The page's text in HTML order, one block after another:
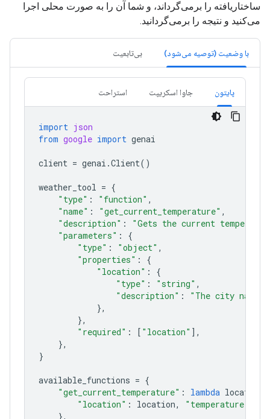
ساختاریافته را برمی‌گرداند، و شما آن را به صورت محلی اجرا
می‌کنید و نتیجه را برمی‌گردانید.
با وضعیت (توصیه می‌شود) بی‌تابعیت
پایتون جاوا اسکریپت استراحت
import json
from google import genai
client = genai.Client
weather_tool =
"type"
: "function"
"name"
: "get_current_temperature"
"description"
: "Gets the current
"parameters"
:
"type"
: "object"
"properties"
:
"location"
:
"type"
: "string"
"description"
: "The city
"required"
: ["location"
available_functions =
"get_current_temperature"
: lambda
"location"
: location , "temperature"